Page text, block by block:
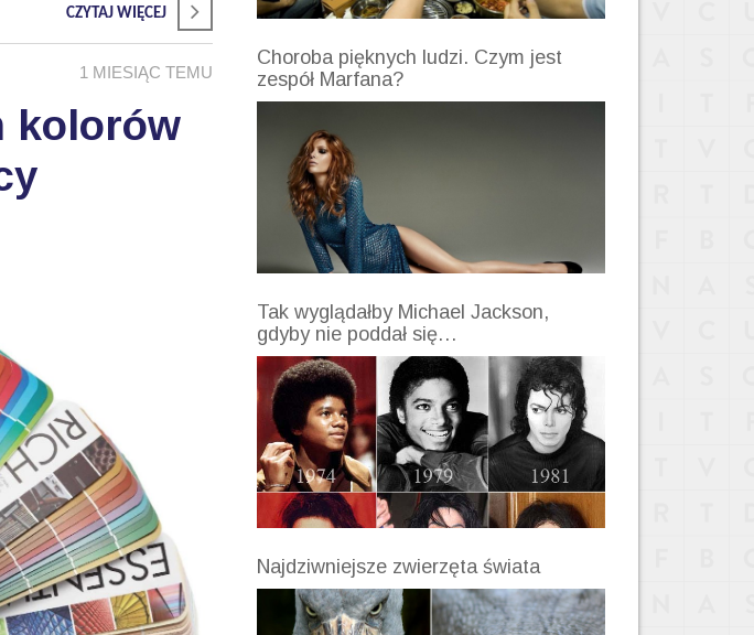
CZYTAJ WIĘCEJ
1 MIESIĄC TEMU
kolorów
Choroba pięknych ludzi. Czym jest
zespół Marfana?
Tak wyglądałby Michael Jackson,
gdyby nie poddał się…
Najdziwniejsze zwierzęta świata